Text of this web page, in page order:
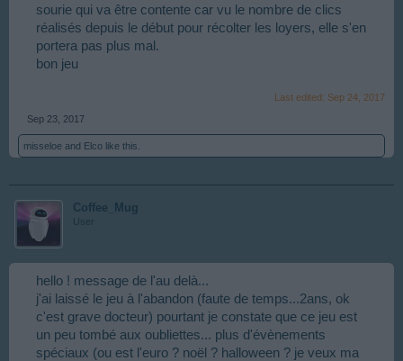
sourie qui va être contente car vu le nombre de clics
réalisés depuis le début pour récolter les loyers, elle s'en
portera pas plus mal.
bon jeu
Last edited: Sep 24, 2017
Sep 23, 2017
misseloe and Elco like this.
Coffee_Mug
User
hello ! message de l'au delà...
j'ai laissé le jeu à l'abandon (faute de temps...2ans, ok
c'est grave docteur) pourtant je constate que ce jeu est
un peu tombé aux oubliettes... plus d'évènements
spéciaux (ou est l'euro ? noël ? halloween ? je veux ma